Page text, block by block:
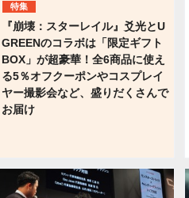
特集
『崩壊：スターレイル』爻光とU
GREENのコラボは「限定ギフト
BOX」が超豪華！全6商品に使え
る5％オフクーポンやコスプレイ
ヤー撮影会など、盛りだくさんで
お届け